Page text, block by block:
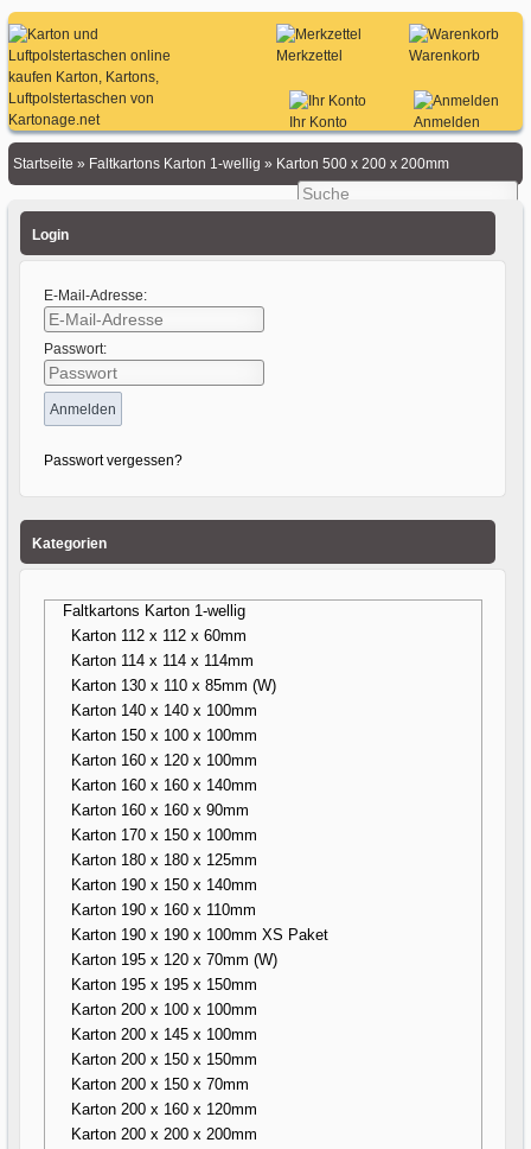
Warenkorb
Merkzettel
Anmelden
Ihr Konto
Startseite » Faltkartons Karton 1-wellig » Karton 500 x 200 x 200mm
Login
E-Mail-Adresse:
Passwort:
Passwort vergessen?
Kategorien
Faltkartons Karton 1-wellig
Karton 112 x 112 x 60mm
Karton 114 x 114 x 114mm
Karton 130 x 110 x 85mm (W)
Karton 140 x 140 x 100mm
Karton 150 x 100 x 100mm
Karton 160 x 120 x 100mm
Karton 160 x 160 x 140mm
Karton 160 x 160 x 90mm
Karton 170 x 150 x 100mm
Karton 180 x 180 x 125mm
Karton 190 x 150 x 140mm
Karton 190 x 160 x 110mm
Karton 190 x 190 x 100mm XS Paket
Karton 195 x 120 x 70mm (W)
Karton 195 x 195 x 150mm
Karton 200 x 100 x 100mm
Karton 200 x 145 x 100mm
Karton 200 x 150 x 150mm
Karton 200 x 150 x 70mm
Karton 200 x 160 x 120mm
Karton 200 x 200 x 200mm